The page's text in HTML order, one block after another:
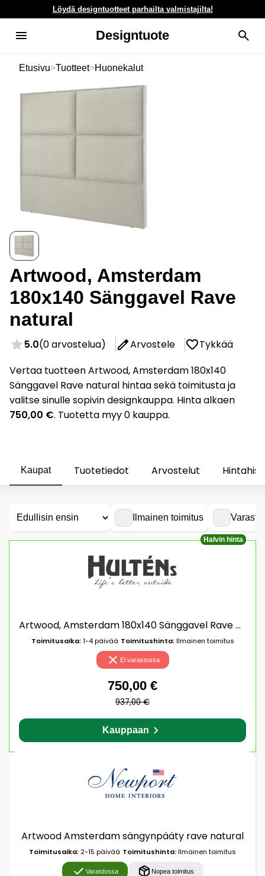
Löydä designtuotteet parhailta valmistajilta!
Designtuote
Etusivu>Tuotteet>Huonekalut
Artwood, Amsterdam
180x140 Sänggavel Rave
natural
5.0(0 arvostelua) Arvostele
Tykkää
Vertaa tuotteen Artwood, Amsterdam 180x140
Sänggavel Rave natural hintaa sekä toimitusta ja
valitse sinulle sopivin designkauppa. Hinta alkaen
750,00 €. Tuotetta myy 0 kauppa.
Kaupat Tuotetiedot Arvostelut
Ilmainen toimitus
Halvin hinta
Artwood, Amsterdam 180x140 Sänggavel Rave natural
Toimitusaika:1-4 päivää Toimitushinta:Ilmainen toimitus
Ei varastossa
750,00 €
937,00 €
Kauppaan
Artwood Amsterdam sängynpääty rave natural
Toimitusaika: 2-15 päivää Toimitushinta:Ilmainen toimitus
Varastossa Nopea toimitus